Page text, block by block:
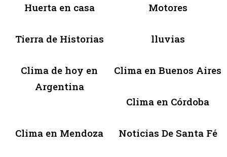
Huerta en casa Motores
Tierra de Historias lluvias
Clima de hoy en
Argentina
Clima en Buenos Aires
Clima en Córdoba
Clima en Mendoza Noticias De Santa Fé